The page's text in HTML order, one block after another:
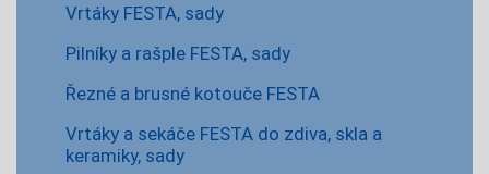
Vrtáky FESTA, sady
Pilníky a rašple FESTA, sady
Řezné a brusné kotouče FESTA
Vrtáky a sekáče FESTA do zdiva, skla a
keramiky, sady